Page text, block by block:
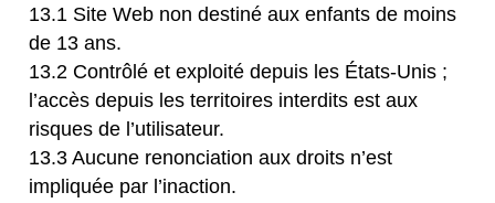
13.1 Site Web non destiné aux enfants de moins
de 13 ans.
13.2 Contrôlé et exploité depuis les États-Unis ;
l’accès depuis les territoires interdits est aux
risques de l’utilisateur.
13.3 Aucune renonciation aux droits n’est
impliquée par l’inaction.